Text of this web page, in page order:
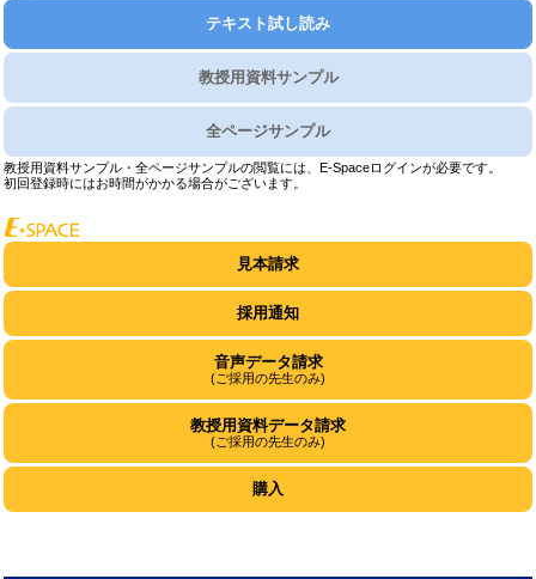
テキスト試し読み
教授用資料サンプル
全ページサンプル
教授用資料サンプル・全ページサンプルの閲覧には、E-Spaceログインが必要です。
初回登録時にはお時間がかかる場合がございます。
見本請求
採用通知
音声データ請求
(ご採用の先生のみ)
教授用資料データ請求
(ご採用の先生のみ)
購入